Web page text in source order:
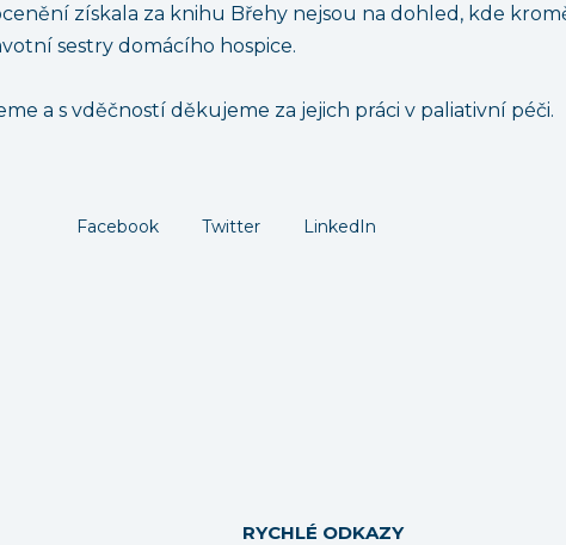
získala za knihu Břehy nejsou na dohled, kde
sestry domácího hospice.
a s vděčností děkujeme za jejich práci v paliativní péči.
Facebook Twitter LinkedIn
RYCHLÉ ODKAZY